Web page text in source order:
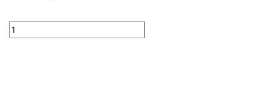
Vege Koli Bandı 100 m (Aslan Şeffaf) quantity